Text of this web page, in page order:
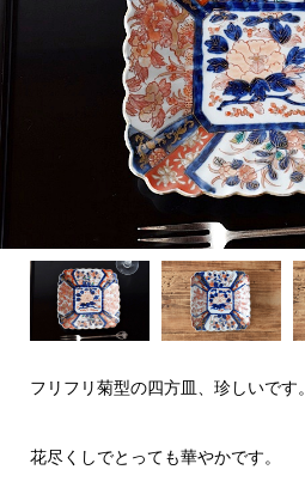
フリフリ菊型の四方皿、珍しいです。
花尽くしでとっても華やかです。